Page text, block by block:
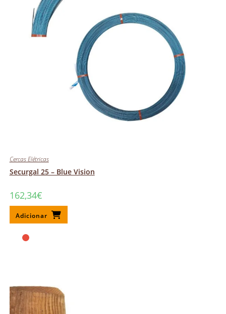
Cercas Elétricas
Securgal 25 – Blue Vision
162,34€
Adicionar